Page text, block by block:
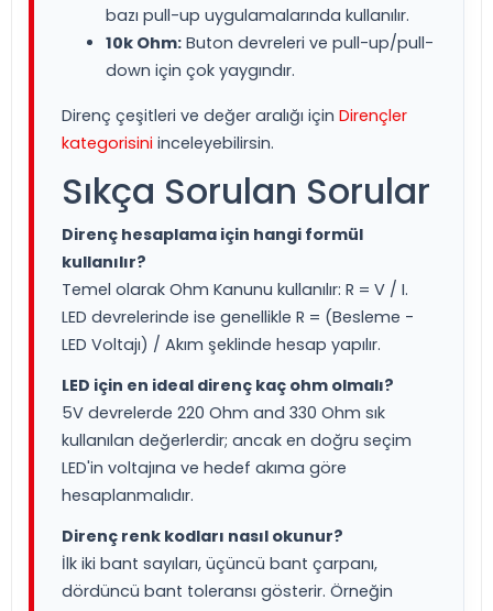
bazı pull-up uygulamalarında kullanılır.
10k Ohm: Buton devreleri ve pull-up/pull-
down için çok yaygındır.
Direnç çeşitleri ve değer aralığı için Dirençler
kategorisini inceleyebilirsin.
Sıkça Sorulan Sorular
Direnç hesaplama için hangi formül
kullanılır?
Temel olarak Ohm Kanunu kullanılır: R = V / I.
LED devrelerinde ise genellikle R = (Besleme -
LED Voltajı) / Akım şeklinde hesap yapılır.
LED için en ideal direnç kaç ohm olmalı?
5V devrelerde 220 Ohm and 330 Ohm sık
kullanılan değerlerdir; ancak en doğru seçim
LED'in voltajına ve hedef akıma göre
hesaplanmalıdır.
Direnç renk kodları nasıl okunur?
İlk iki bant sayıları, üçüncü bant çarpanı,
dördüncü bant toleransı gösterir. Örneğin